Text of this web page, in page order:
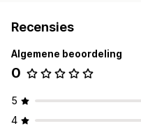
Recensies
Algemene beoordeling
0
5
4